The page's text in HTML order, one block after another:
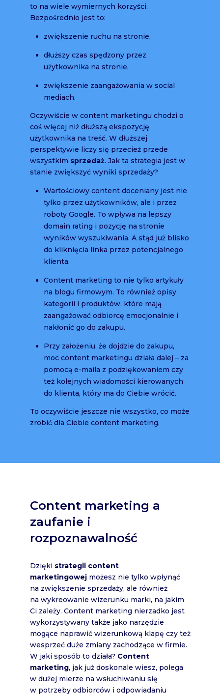
to na wiele wymiernych korzyści.
Bezpośrednio jest to:
zwiększenie ruchu na stronie,
dłuższy czas spędzony przez
użytkownika na stronie,
zwiększenie zaangażowania w social
mediach.
Oczywiście w content marketingu chodzi o
coś więcej niż dłuższą ekspozycję
użytkownika na treść. W dłuższej
perspektywie liczy się przecież przede
wszystkim sprzedaż. Jak ta strategia jest w
stanie zwiększyć wyniki sprzedaży?
Wartościowy content doceniany jest nie
tylko przez użytkowników, ale i przez
roboty Google. To wpływa na lepszy
domain rating i pozycję na stronie
wyników wyszukiwania. A stąd już blisko
do kliknięcia linka przez potencjalnego
klienta.
Content marketing to nie tylko artykuły
na blogu firmowym. To również opisy
kategorii i produktów, które mają
zaangażować odbiorcę emocjonalnie i
nakłonić go do zakupu.
Przy założeniu, że dojdzie do zakupu,
moc content marketingu działa dalej – za
pomocą e-maila z podziękowaniem czy
też kolejnych wiadomości kierowanych
do klienta, który ma do Ciebie wrócić.
To oczywiście jeszcze nie wszystko, co może
zrobić dla Ciebie content marketing.
Content marketing a
zaufanie i
rozpoznawalność
Dzięki strategii content
marketingowejmożesz nie tylko wpłynąć
na zwiększenie sprzedaży, ale również
na wykreowanie wizerunku marki, na jakim
Ci zależy. Content marketing nierzadko jest
wykorzystywany także jako narzędzie
mogące naprawić wizerunkową klapę czy też
wesprzeć duże zmiany zachodzące w firmie.
W jaki sposób to działa? Content
marketing, jak już doskonale wiesz, polega
w dużej mierze na wsłuchiwaniu się
w potrzeby odbiorców i odpowiadaniu